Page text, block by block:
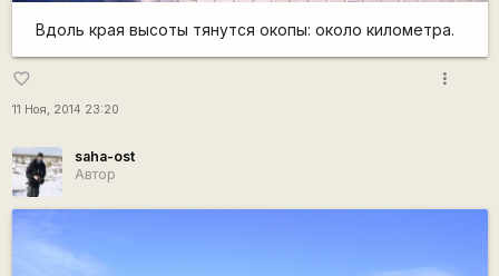
Вдоль края высоты тянутся окопы: около километра.
favorite_border
11 Ноя, 2014 23:20
more_vert
saha-ost
Автор